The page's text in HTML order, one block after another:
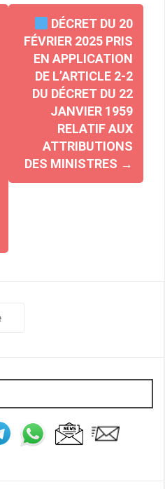
DÉCRET DU 20
FÉVRIER 2025 PRIS
EN APPLICATION
DE L’ARTICLE 2-2
DU DÉCRET DU 22
JANVIER 1959
RELATIF AUX
ATTRIBUTIONS
DES MINISTRES →